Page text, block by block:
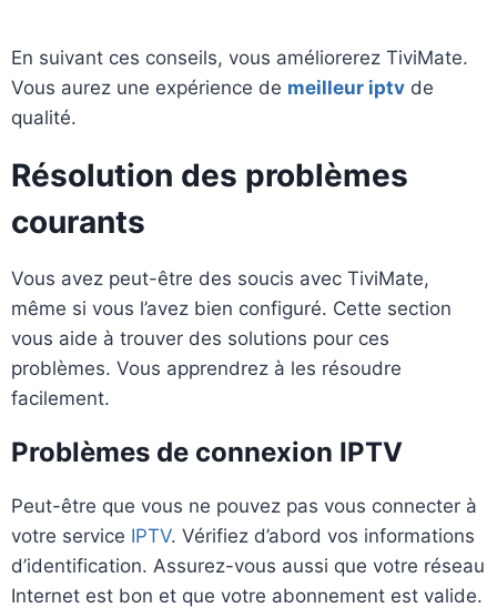
En suivant ces conseils, vous améliorerez TiviMate.
Vous aurez une expérience de meilleur iptv de
qualité.
Résolution des problèmes
courants
Vous avez peut-être des soucis avec TiviMate,
même si vous l’avez bien configuré. Cette section
vous aide à trouver des solutions pour ces
problèmes. Vous apprendrez à les résoudre
facilement.
Problèmes de connexion IPTV
Peut-être que vous ne pouvez pas vous connecter à
votre service IPTV. Vérifiez d’abord vos informations
d’identification. Assurez-vous aussi que votre réseau
Internet est bon et que votre abonnement est valide.